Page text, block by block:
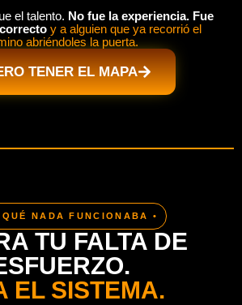
el talento. No fue la experiencia. Fue
y a alguien que ya recorrió el
abriéndoles la puerta.
TENER EL MAPA
QUÉ NADA FUNCIONABA •
TU FALTA DE
EL SISTEMA.